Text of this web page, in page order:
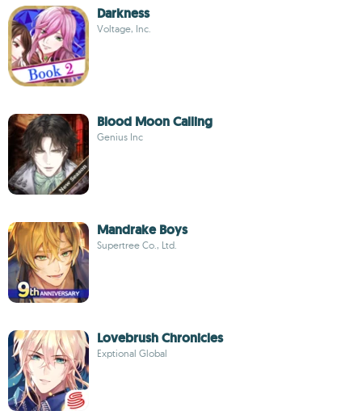
Darkness
Voltage, Inc.
Blood Moon Calling
Genius Inc
Mandrake Boys
Supertree Co., Ltd.
Lovebrush Chronicles
Exptional Global